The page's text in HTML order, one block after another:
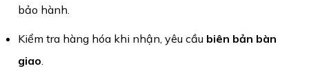
bảo hành.
Kiểm tra hàng hóa khi nhận, yêu cầu biên bản bàn
giao